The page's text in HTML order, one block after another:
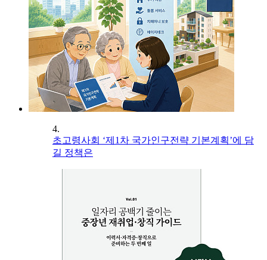
4.
초고령사회 ‘제1차 국가인구전략 기본계획’에 담
길 정책은